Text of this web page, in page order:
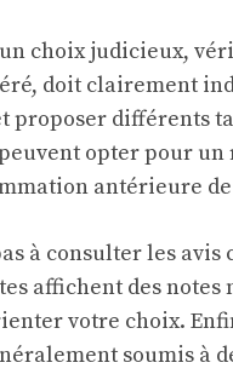
choix judicieux,
doit clairement
proposer différents
opter pour un
antérieure
à consulter les
affichent des notes
votre choix.
soumis à